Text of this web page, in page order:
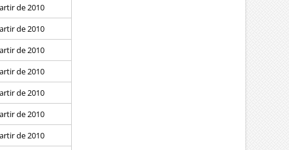
de 2010
de 2010
de 2010
de 2010
de 2010
de 2010
de 2010